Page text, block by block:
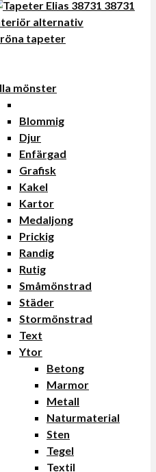
tapeter
mönster
Blommig
Djur
Enfärgad
Grafisk
Kakel
Kartor
Medaljong
Prickig
Randig
Rutig
Småmönstrad
Städer
Stormönstrad
Text
Ytor
Betong
Marmor
Metall
Naturmaterial
Sten
Tegel
Textil